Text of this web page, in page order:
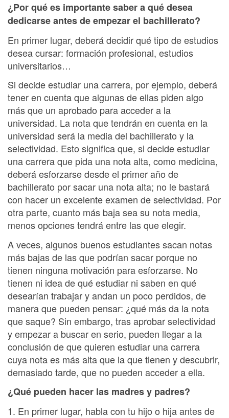
¿Por qué es importante saber a qué desea
dedicarse antes de empezar el bachillerato?
En primer lugar, deberá decidir qué tipo de estudios
desea cursar: formación profesional, estudios
universitarios…
Si decide estudiar una carrera, por ejemplo, deberá
tener en cuenta que algunas de ellas piden algo
más que un aprobado para acceder a la
universidad. La nota que tendrán en cuenta en la
universidad será la media del bachillerato y la
selectividad. Esto significa que, si decide estudiar
una carrera que pida una nota alta, como medicina,
deberá esforzarse desde el primer año de
bachillerato por sacar una nota alta; no le bastará
con hacer un excelente examen de selectividad. Por
otra parte, cuanto más baja sea su nota media,
menos opciones tendrá entre las que elegir.
A veces, algunos buenos estudiantes sacan notas
más bajas de las que podrían sacar porque no
tienen ninguna motivación para esforzarse. No
tienen ni idea de qué estudiar ni saben en qué
desearían trabajar y andan un poco perdidos, de
manera que pueden pensar: ¿qué más da la nota
que saque? Sin embargo, tras aprobar selectividad
y empezar a buscar en serio, pueden llegar a la
conclusión de que quieren estudiar una carrera
cuya nota es más alta que la que tienen y descubrir,
demasiado tarde, que no pueden acceder a ella.
¿Qué pueden hacer las madres y padres?
1. En primer lugar, habla con tu hijo o hija antes de